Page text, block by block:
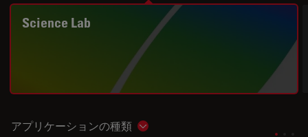
Science Lab
アプリケーションの種類 Show subnavigation